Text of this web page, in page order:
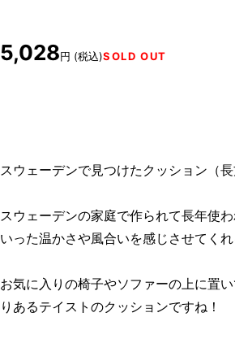
5,028円 (税込)SOLD OUT
スウェーデンで見つけたクッション（長
スウェーデンの家庭で作られて長年使
いった温かさや風合いを感じさせてくれ
お気に入りの椅子やソファーの上に置
りあるテイストのクッションですね！